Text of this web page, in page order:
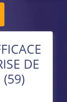
DE
(59)